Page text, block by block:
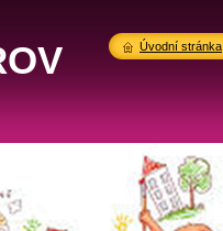
Úvodní stránka